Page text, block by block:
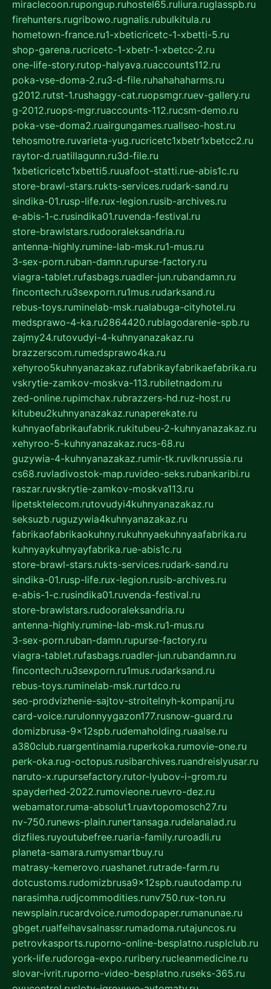
miraclecoon.rupongup.ruhostel65.ruliura.ruglasspb.ru
firehunters.rugribowo.rugnalis.rubulkitula.ru
hometown-france.ru1-xbeticricetc-1-xbetti-5.ru
shop-garena.rucricetc-1-xbetr-1-xbetcc-2.ru
one-life-story.rutop-halyava.ruaccounts112.ru
poka-vse-doma-2.ru3-d-file.ruhahahaharms.ru
g2012.rutst-1.rushaggy-cat.ruopsmgr.ruev-gallery.ru
g-2012.ruops-mgr.ruaccounts-112.rucsm-demo.ru
poka-vse-doma2.ruairgungames.ruallseo-host.ru
tehosmotre.ruvarieta-yug.rucricetc1xbetr1xbetcc2.ru
raytor-d.ruatillagunn.ru3d-file.ru
1xbeticricetc1xbetti5.ruuafoot-statti.rue-abis1c.ru
store-brawl-stars.rukts-services.rudark-sand.ru
sindika-01.rusp-life.rux-legion.rusib-archives.ru
e-abis-1-c.rusindika01.ruvenda-festival.ru
store-brawlstars.rudooraleksandria.ru
antenna-highly.rumine-lab-msk.ru1-mus.ru
3-sex-porn.ruban-damn.rupurse-factory.ru
viagra-tablet.rufasbags.ruadler-jun.rubandamn.ru
fincontech.ru3sexporn.ru1mus.rudarksand.ru
rebus-toys.ruminelab-msk.rualabuga-cityhotel.ru
medsprawo-4-ka.ru2864420.rublagodarenie-spb.ru
zajmy24.rutovudyi-4-kuhnyanazakaz.ru
brazzerscom.rumedsprawo4ka.ru
xehyroo5kuhnyanazakaz.rufabrikayfabrikaefabrika.ru
vskrytie-zamkov-moskva-113.rubiletnadom.ru
zed-online.rupimchax.rubrazzers-hd.ruz-host.ru
kitubeu2kuhnyanazakaz.runaperekate.ru
kuhnyaofabrikaufabrik.rukitubeu-2-kuhnyanazakaz.ru
xehyroo-5-kuhnyanazakaz.rucs-68.ru
guzywia-4-kuhnyanazakaz.rumir-tk.ruvlknrussia.ru
cs68.ruvladivostok-map.ruvideo-seks.rubankaribi.ru
raszar.ruvskrytie-zamkov-moskva113.ru
lipetsktelecom.rutovudyi4kuhnyanazakaz.ru
seksuzb.ruguzywia4kuhnyanazakaz.ru
fabrikaofabrikaokuhny.rukuhnyaekuhnyaafabrika.ru
kuhnyaykuhnyayfabrika.rue-abis1c.ru
store-brawl-stars.rukts-services.rudark-sand.ru
sindika-01.rusp-life.rux-legion.rusib-archives.ru
e-abis-1-c.rusindika01.ruvenda-festival.ru
store-brawlstars.rudooraleksandria.ru
antenna-highly.rumine-lab-msk.ru1-mus.ru
3-sex-porn.ruban-damn.rupurse-factory.ru
viagra-tablet.rufasbags.ruadler-jun.rubandamn.ru
fincontech.ru3sexporn.ru1mus.rudarksand.ru
rebus-toys.ruminelab-msk.rurtdco.ru
seo-prodvizhenie-sajtov-stroitelnyh-kompanij.ru
card-voice.rurulonnyygazon177.rusnow-guard.ru
domizbrusa-9x12spb.rudemaholding.ruaalse.ru
a380club.ruargentinamia.ruperkoka.rumovie-one.ru
perk-oka.rug-octopus.rusibarchives.ruandreislyusar.ru
naruto-x.rupursefactory.rutor-lyubov-i-grom.ru
spayderhed-2022.rumovieone.ruevro-dez.ru
webamator.ruma-absolut1.ruavtopomosch27.ru
nv-750.runews-plain.runertansaga.rudelanalad.ru
dizfiles.ruyoutubefree.ruaria-family.ruroadli.ru
planeta-samara.rumysmartbuy.ru
matrasy-kemerovo.ruashanet.rutrade-farm.ru
dotcustoms.rudomizbrusa9x12spb.ruautodamp.ru
narasimha.rudjcommodities.runv750.rux-ton.ru
newsplain.rucardvoice.rumodopaper.rumanunae.ru
gbget.rualfeihavsalnassr.rumadoma.rutajuncos.ru
petrovkasports.ruporno-online-besplatno.rusplclub.ru
york-life.rudoroga-expo.ruribery.rucleanmedicine.ru
slovar-ivrit.ruporno-video-besplatno.ruseks-365.ru